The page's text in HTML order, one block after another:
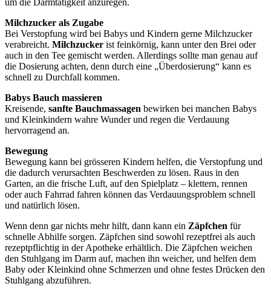
um die Darmtätigkeit anzuregen.
Milchzucker als Zugabe
Bei Verstopfung wird bei Babys und Kindern gerne Milchzucker
verabreicht. Milchzucker ist feinkörnig, kann unter den Brei oder
auch in den Tee gemischt werden. Allerdings sollte man genau auf
die Dosierung achten, denn durch eine „Überdosierung“ kann es
schnell zu Durchfall kommen.
Babys Bauch massieren
Kreisende, sanfte Bauchmassagen bewirken bei manchen Babys
und Kleinkindern wahre Wunder und regen die Verdauung
hervorragend an.
Bewegung
Bewegung kann bei grösseren Kindern helfen, die Verstopfung und
die dadurch verursachten Beschwerden zu lösen. Raus in den
Garten, an die frische Luft, auf den Spielplatz – klettern, rennen
oder auch Fahrrad fahren können das Verdauungsproblem schnell
und natürlich lösen.
Wenn denn gar nichts mehr hilft, dann kann ein Zäpfchen für
schnelle Abhilfe sorgen. Zäpfchen sind sowohl rezeptfrei als auch
rezeptpflichtig in der Apotheke erhältlich. Die Zäpfchen weichen
den Stuhlgang im Darm auf, machen ihn weicher, und helfen dem
Baby oder Kleinkind ohne Schmerzen und ohne festes Drücken den
Stuhlgang abzuführen.